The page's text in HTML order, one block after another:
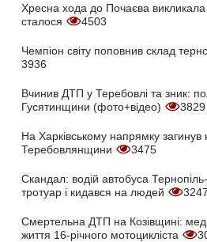
Хресна хода до Почаєва
сталося
4503
Чемпіон світу поповнив склад
3936
Вчинив ДТП у Теребовлі та зник:
Гусятинщини (фото+відео)
3829
На Харківському напрямку загинув
Теребовлянщини
3475
Скандал: водій автобуса
тротуар і кидався на людей
3247
Смертельна ДТП на Козівщині:
життя 16-річного мотоцикліста